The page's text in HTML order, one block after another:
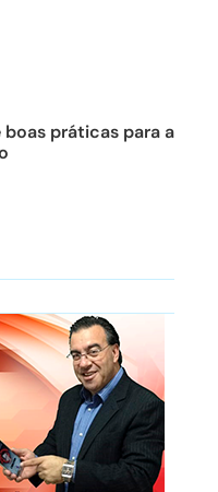
práticas para a